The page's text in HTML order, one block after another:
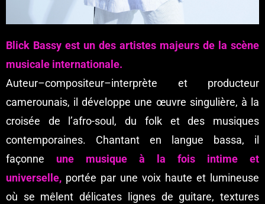
Blick Bassy est un des artistes majeurs de la scène
musicale internationale.
Auteur–compositeur–interprète et producteur
camerounais, il développe une œuvre singulière, à la
croisée de l’afro-soul, du folk et des musiques
contemporaines. Chantant en langue bassa, il
façonne une musique à la fois intime et
universelle, portée par une voix haute et lumineuse
où se mêlent délicates lignes de guitare, textures